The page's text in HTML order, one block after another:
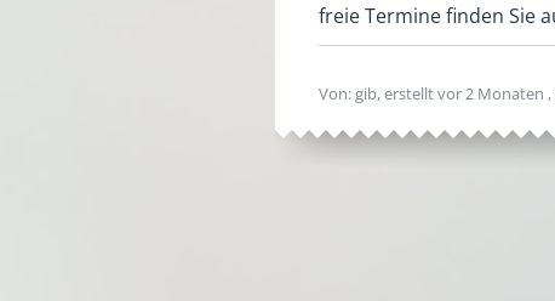
freie Termine finden Sie
Von: gib, erstelltvor 2 Monaten